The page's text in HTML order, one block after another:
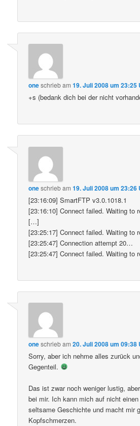
oneschriebam19. Juli 2008 um 23:25
+s (bedank dich bei der nicht
oneschriebam19. Juli 2008 um 23:26
[23:16:09] SmartFTP v3.0.1018.1
[23:16:10] Connect failed. Waiting to
[…]
[23:25:17] Connect failed. Waiting to
[23:25:47] Connection attempt 20…
[23:25:47] Connect failed. Waiting to
oneschriebam20. Juli 2008 um 09:38
Sorry, aber ich nehme alles zurück
Gegenteil.
Das ist zwar noch weniger lustig,
bei mir. Ich kann mich auf nicht
seltsame Geschichte und macht mir
Kopfschmerzen.